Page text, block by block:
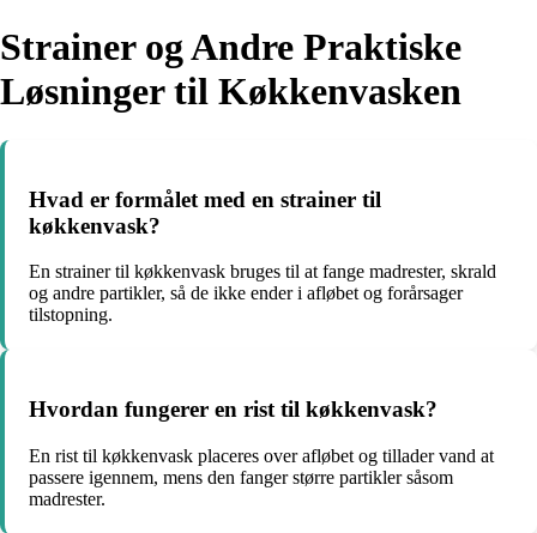
Strainer og Andre Praktiske
Løsninger til Køkkenvasken
Hvad er formålet med en strainer til
køkkenvask?
En strainer til køkkenvask bruges til at fange madrester, skrald
og andre partikler, så de ikke ender i afløbet og forårsager
tilstopning.
Hvordan fungerer en rist til køkkenvask?
En rist til køkkenvask placeres over afløbet og tillader vand at
passere igennem, mens den fanger større partikler såsom
madrester.